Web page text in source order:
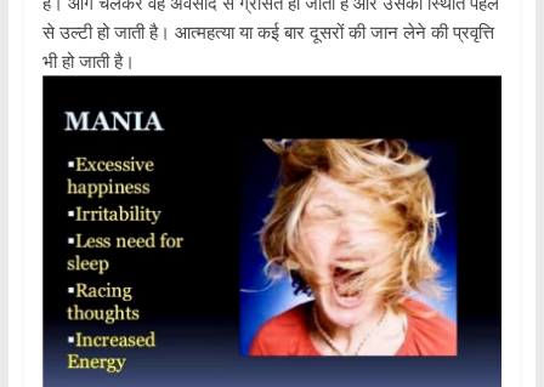
से उल्टी हो जाती है। आत्महत्या या कई बार दूसरों की जान लेने की प्रवृत्ति
भी हो जाती है।